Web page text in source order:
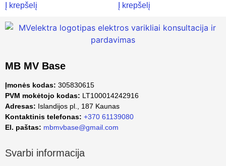
Į krepšelį Į krepšelį
MB MV Base
Įmonės kodas: 305830615
PVM mokėtojo kodas: LT100014242916
Adresas: Islandijos pl., 187 Kaunas
Kontaktinis telefonas: +370 61139080
El. paštas: mbmvbase@gmail.com
Svarbi informacija